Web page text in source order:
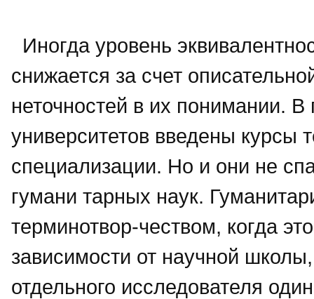
Иногда уровень
снижается за счет
неточностей в их понимании.
университетов введены курсы
специализации. Но и они не
гумани тарных наук.
терминотвор-чеством, когда
зависимости от научной
отдельного исследователя